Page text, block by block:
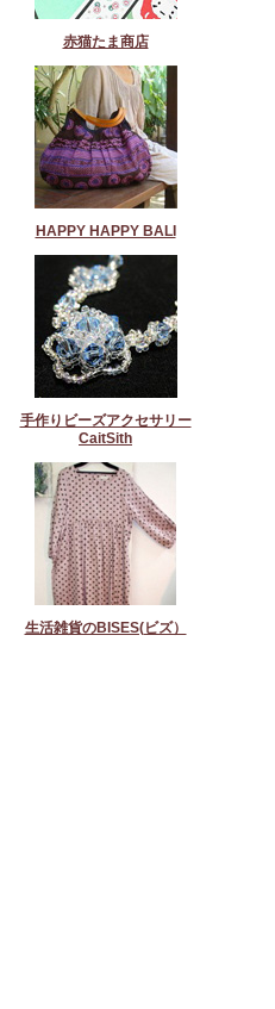
赤猫たま商店
HAPPY HAPPY BALI
手作りビーズアクセサリー
CaitSith
生活雑貨のBISES(ビズ）